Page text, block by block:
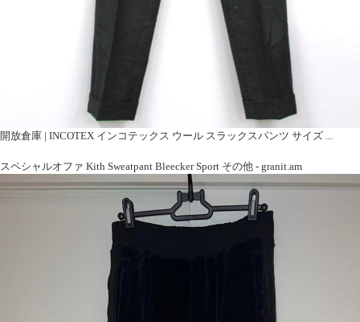
開放倉庫 | INCOTEX インコテックス ウール スラックスパンツ サイズ ...
スペシャルオファ Kith Sweatpant Bleecker Sport その他 - granit.am